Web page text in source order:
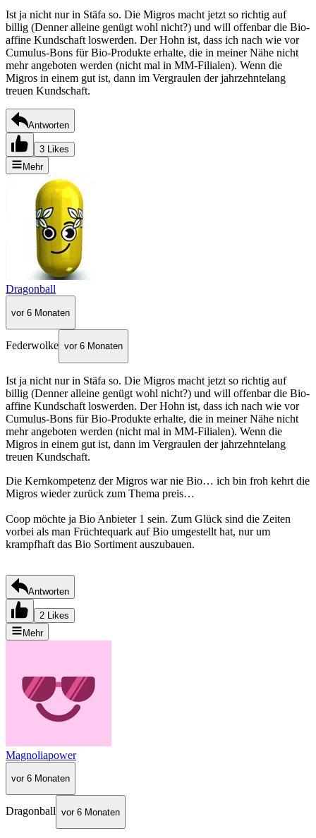
Ist ja nicht nur in Stäfa so. Die Migros macht jetzt so richtig auf
billig (Denner alleine genügt wohl nicht?) und will offenbar die Bio-
affine Kundschaft loswerden. Der Hohn ist, dass ich nach wie vor
Cumulus-Bons für Bio-Produkte erhalte, die in meiner Nähe nicht
mehr angeboten werden (nicht mal in MM-Filialen). Wenn die
Migros in einem gut ist, dann im Vergraulen der jahrzehntelang
treuen Kundschaft.
Antworten
3 Likes
Mehr
Dragonball
vor 6 Monaten
Federwolke vor 6 Monaten
Ist ja nicht nur in Stäfa so. Die Migros macht jetzt so richtig auf
billig (Denner alleine genügt wohl nicht?) und will offenbar die Bio-
affine Kundschaft loswerden. Der Hohn ist, dass ich nach wie vor
Cumulus-Bons für Bio-Produkte erhalte, die in meiner Nähe nicht
mehr angeboten werden (nicht mal in MM-Filialen). Wenn die
Migros in einem gut ist, dann im Vergraulen der jahrzehntelang
treuen Kundschaft.
Die Kernkompetenz der Migros war nie Bio… ich bin froh kehrt die
Migros wieder zurück zum Thema preis…
Coop möchte ja Bio Anbieter 1 sein. Zum Glück sind die Zeiten
vorbei als man Früchtequark auf Bio umgestellt hat, nur um
krampfhaft das Bio Sortiment auszubauen.
Antworten
2 Likes
Mehr
Magnoliapower
vor 6 Monaten
Dragonball vor 6 Monaten